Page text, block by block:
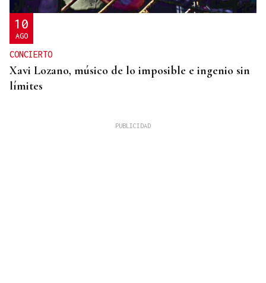
10
AGO
CONCIERTO
Xavi Lozano, músico de lo imposible e ingenio sin
límites